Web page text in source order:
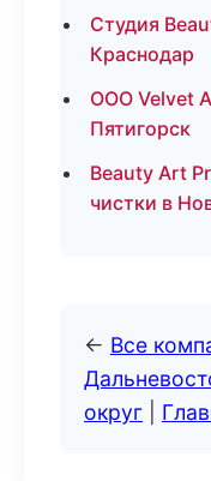
Студия
Краснодар
ООО Velvet
Пятигорск
Beauty Art
чистки в
← Все
округ